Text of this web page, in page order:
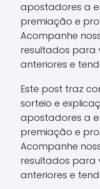
apostadores a
premiação e
Acompanhe
resultados para
anteriores e
Este post traz
sorteio e
apostadores a
premiação e
Acompanhe
resultados para
anteriores e